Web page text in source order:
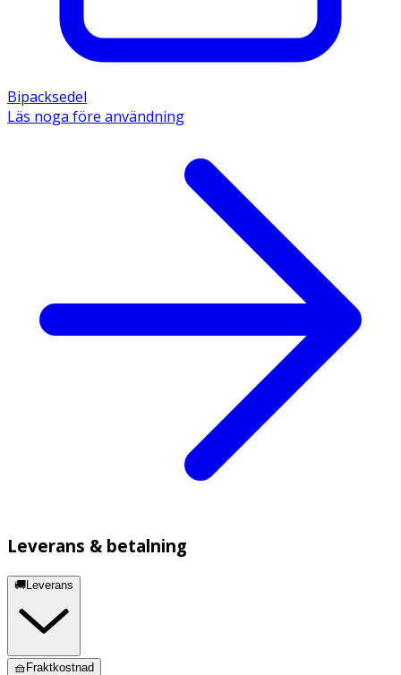
Bipacksedel
Läs noga före användning
Leverans & betalning
🚚Leverans
🧺Fraktkostnad